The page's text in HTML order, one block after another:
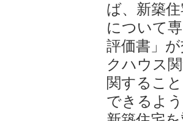
ば、新築
について
評価書」
クハウス
関するこ
できるよ